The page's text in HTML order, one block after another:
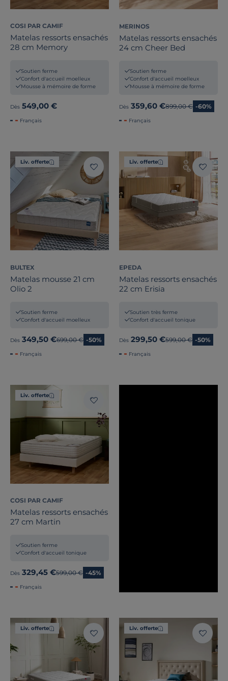
COSI PAR CAMIF
Matelas ressorts ensachés
28 cm Memory
Soutien ferme
Confort d'accueil moelleux
Mousse à mémoire de forme
Dès 549,00 €
Français
MERINOS
Matelas ressorts ensachés
24 cm Cheer Bed
Soutien ferme
Confort d'accueil moelleux
Mousse à mémoire de forme
Dès 359,60 €Ancien prix
899,00 € -60%
Français
Liv. offerte
BULTEX
Matelas mousse 21 cm
Olio 2
Soutien ferme
Confort d'accueil moelleux
Dès 349,50 €Ancien prix
699,00 € -50%
Français
Liv. offerte
EPEDA
Matelas ressorts ensachés
22 cm Erisia
Soutien très ferme
Confort d'accueil tonique
Dès 299,50 €Ancien prix
599,00 € -50%
Français
Liv. offerte
COSI PAR CAMIF
Matelas ressorts ensachés
27 cm Martin
Soutien ferme
Confort d'accueil tonique
Dès 329,45 €Ancien prix
599,00 € -45%
Français
Liv. offerte Liv. offerte
Soutien
Nature du garnissage
Composition du garnissage
Traitement
Zones de soutien
Prix
Promotion
Note des clients
Stock
Pays de fabrication